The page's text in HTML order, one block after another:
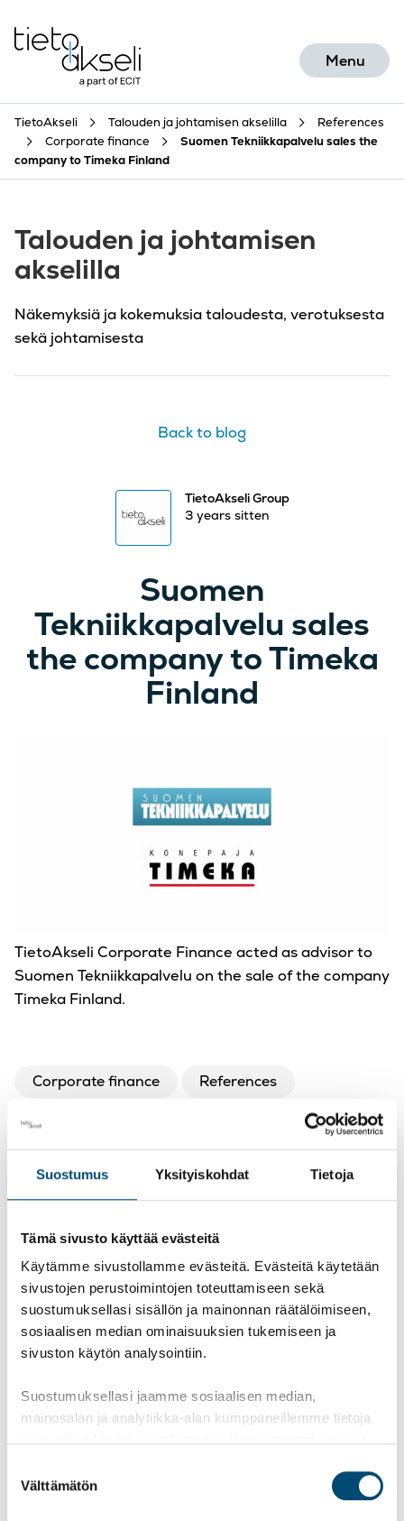
Suostumus Yksityiskohdat Tietoja
Tämä sivusto käyttää evästeitä
Käytämme sivustollamme evästeitä. Evästeitä käytetään
sivustojen perustoimintojen toteuttamiseen sekä
suostumuksellasi sisällön ja mainonnan räätälöimiseen,
sosiaalisen median ominaisuuksien tukemiseen ja
sivuston käytön analysointiin.
Suostumuksellasi jaamme sosiaalisen median,
mainosalan ja analytiikka-alan kumppaneillemme tietoja
heille tai joita on kerätty, kun olet käyttänyt heidän
valinta
Välttämätön
Menu
TietoAkseli Talouden ja johtamisen akselilla
References
Corporate finance
Suomen Tekniikkapalvelu sales the
company to Timeka Finland
Talouden ja johtamisen
akselilla
Näkemyksiä ja kokemuksia taloudesta, verotuksesta
sekä johtamisesta
Back to blog
TietoAkseli Group
3 years sitten
Suomen
Tekniikkapalvelu sales
the company to Timeka
Finland
TietoAkseli Corporate Finance acted as advisor to
Suomen Tekniikkapalvelu on the sale of the company
Timeka Finland.
Corporate finance References
FacebookLinkedInKopioi
Subscribe to our
[activecampaign